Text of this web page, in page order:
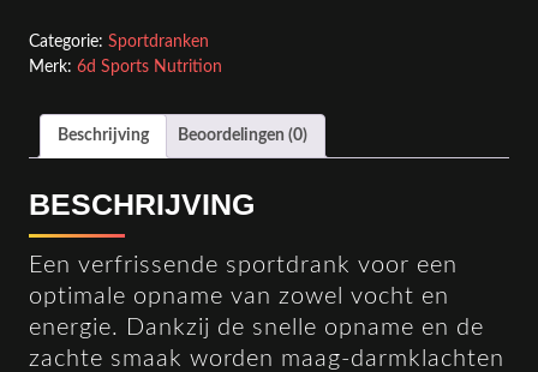
Categorie: Sportdranken
Merk: 6d Sports Nutrition
Beschrijving Beoordelingen (0)
BESCHRIJVING
Een verfrissende sportdrank voor een
optimale opname van zowel vocht en
energie. Dankzij de snelle opname en de
zachte smaak worden maag-darmklachten